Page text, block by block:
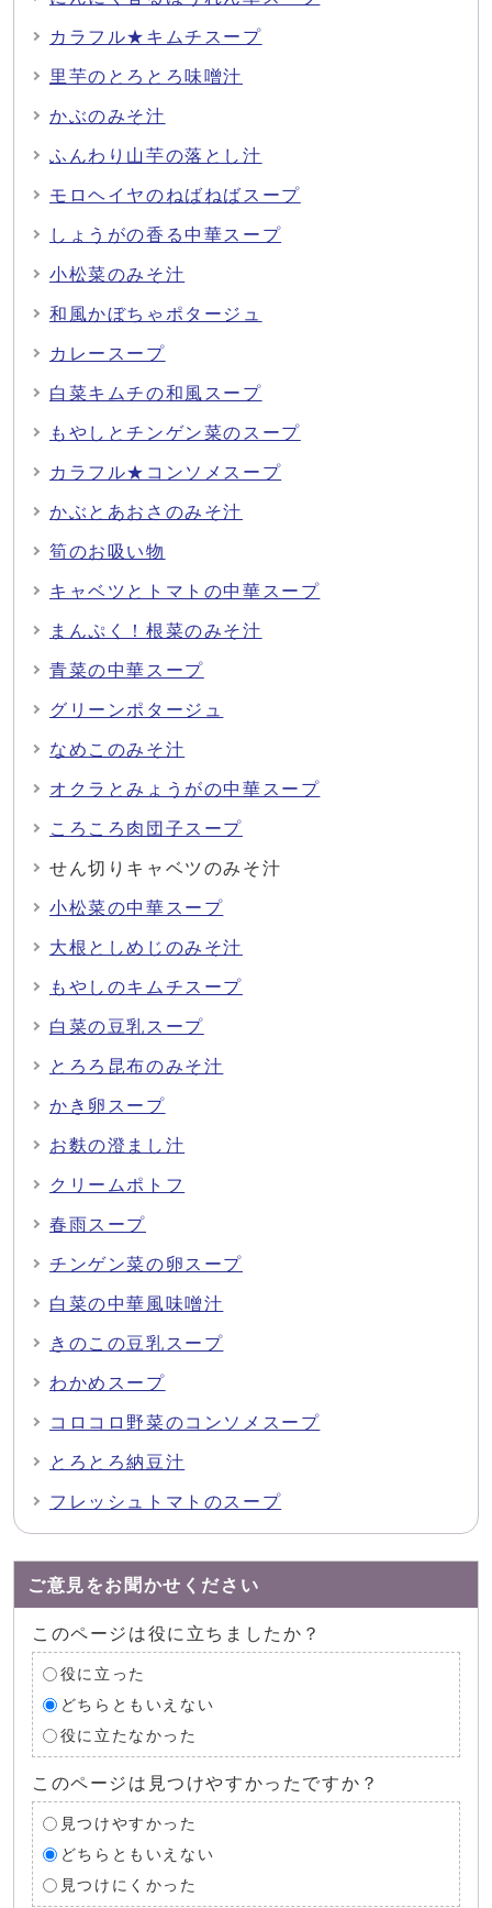
カラフル★キムチスープ
里芋のとろとろ味噌汁
かぶのみそ汁
ふんわり山芋の落とし汁
モロヘイヤのねばねばスープ
しょうがの香る中華スープ
小松菜のみそ汁
和風かぼちゃポタージュ
カレースープ
白菜キムチの和風スープ
もやしとチンゲン菜のスープ
カラフル★コンソメスープ
かぶとあおさのみそ汁
筍のお吸い物
キャベツとトマトの中華スープ
まんぷく！根菜のみそ汁
青菜の中華スープ
グリーンポタージュ
なめこのみそ汁
オクラとみょうがの中華スープ
ころころ肉団子スープ
せん切りキャベツのみそ汁
小松菜の中華スープ
大根としめじのみそ汁
もやしのキムチスープ
白菜の豆乳スープ
とろろ昆布のみそ汁
かき卵スープ
お麩の澄まし汁
クリームポトフ
春雨スープ
チンゲン菜の卵スープ
白菜の中華風味噌汁
きのこの豆乳スープ
わかめスープ
コロコロ野菜のコンソメスープ
とろとろ納豆汁
フレッシュトマトのスープ
ご意見をお聞かせください
このページは役に立ちましたか？
役に立った
どちらともいえない
役に立たなかった
このページは見つけやすかったですか？
見つけやすかった
どちらともいえない
見つけにくかった